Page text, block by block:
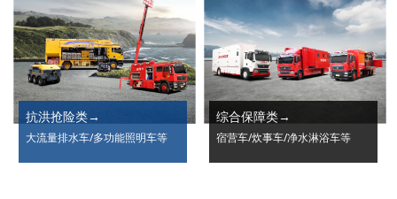
抗洪抢险类
大流量排水车/多功能照明车等
综合保障类
宿营车/炊事车/净水淋浴车等